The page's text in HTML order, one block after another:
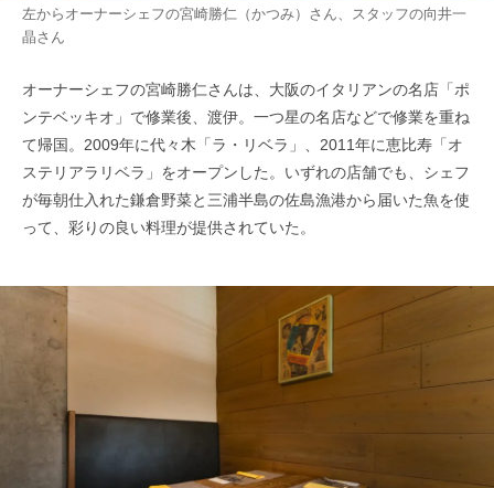
左からオーナーシェフの宮崎勝仁（かつみ）さん、スタッフの向井一
晶さん
オーナーシェフの宮崎勝仁さんは、大阪のイタリアンの名店「ポ
ンテベッキオ」で修業後、渡伊。一つ星の名店などで修業を重ね
て帰国。2009年に代々木「ラ・リベラ」、2011年に恵比寿「オ
ステリアラリベラ」をオープンした。いずれの店舗でも、シェフ
が毎朝仕入れた鎌倉野菜と三浦半島の佐島漁港から届いた魚を使
って、彩りの良い料理が提供されていた。